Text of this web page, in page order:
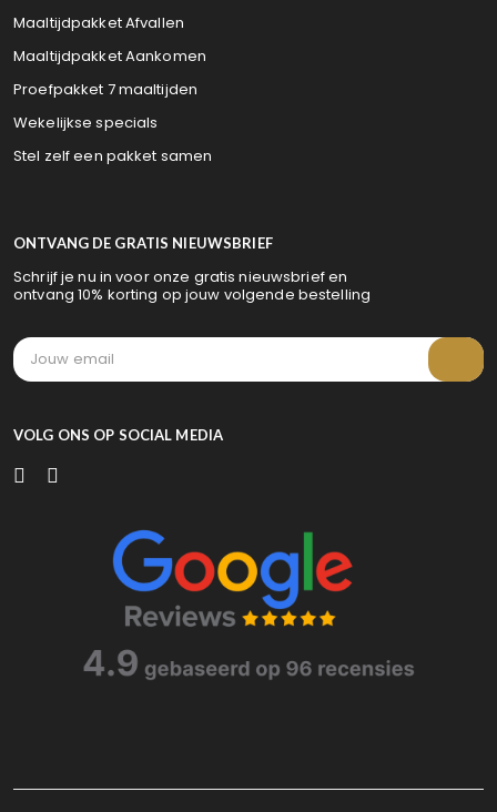
Maaltijdpakket Afvallen
Maaltijdpakket Aankomen
Proefpakket 7 maaltijden
Wekelijkse specials
Stel zelf een pakket samen
ONTVANG DE GRATIS NIEUWSBRIEF
Schrijf je nu in voor onze gratis nieuwsbrief en
ontvang 10% korting op jouw volgende bestelling
VOLG ONS OP SOCIAL MEDIA